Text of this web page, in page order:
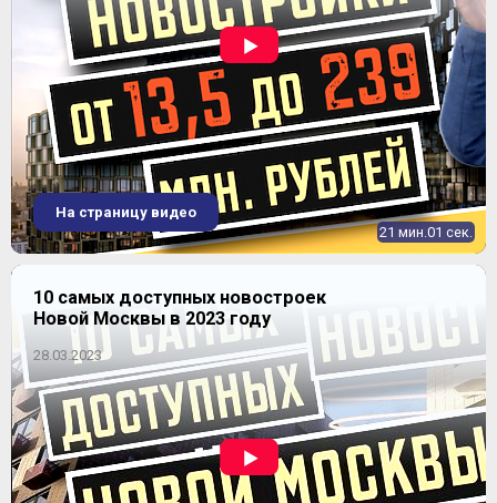
21 мин.01 сек.
На страницу видео
10 самых доступных новостроек
Новой Москвы в 2023 году
28.03.2023